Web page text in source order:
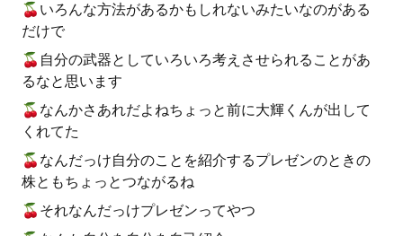
🍒いろんな方法があるかもしれないみたいなのがある
だけで
🍒自分の武器としていろいろ考えさせられることがあ
るなと思います
🍒なんかさあれだよねちょっと前に大輝くんが出して
くれてた
🍒なんだっけ自分のことを紹介するプレゼンのときの
株ともちょっとつながるね
🍒それなんだっけプレゼンってやつ